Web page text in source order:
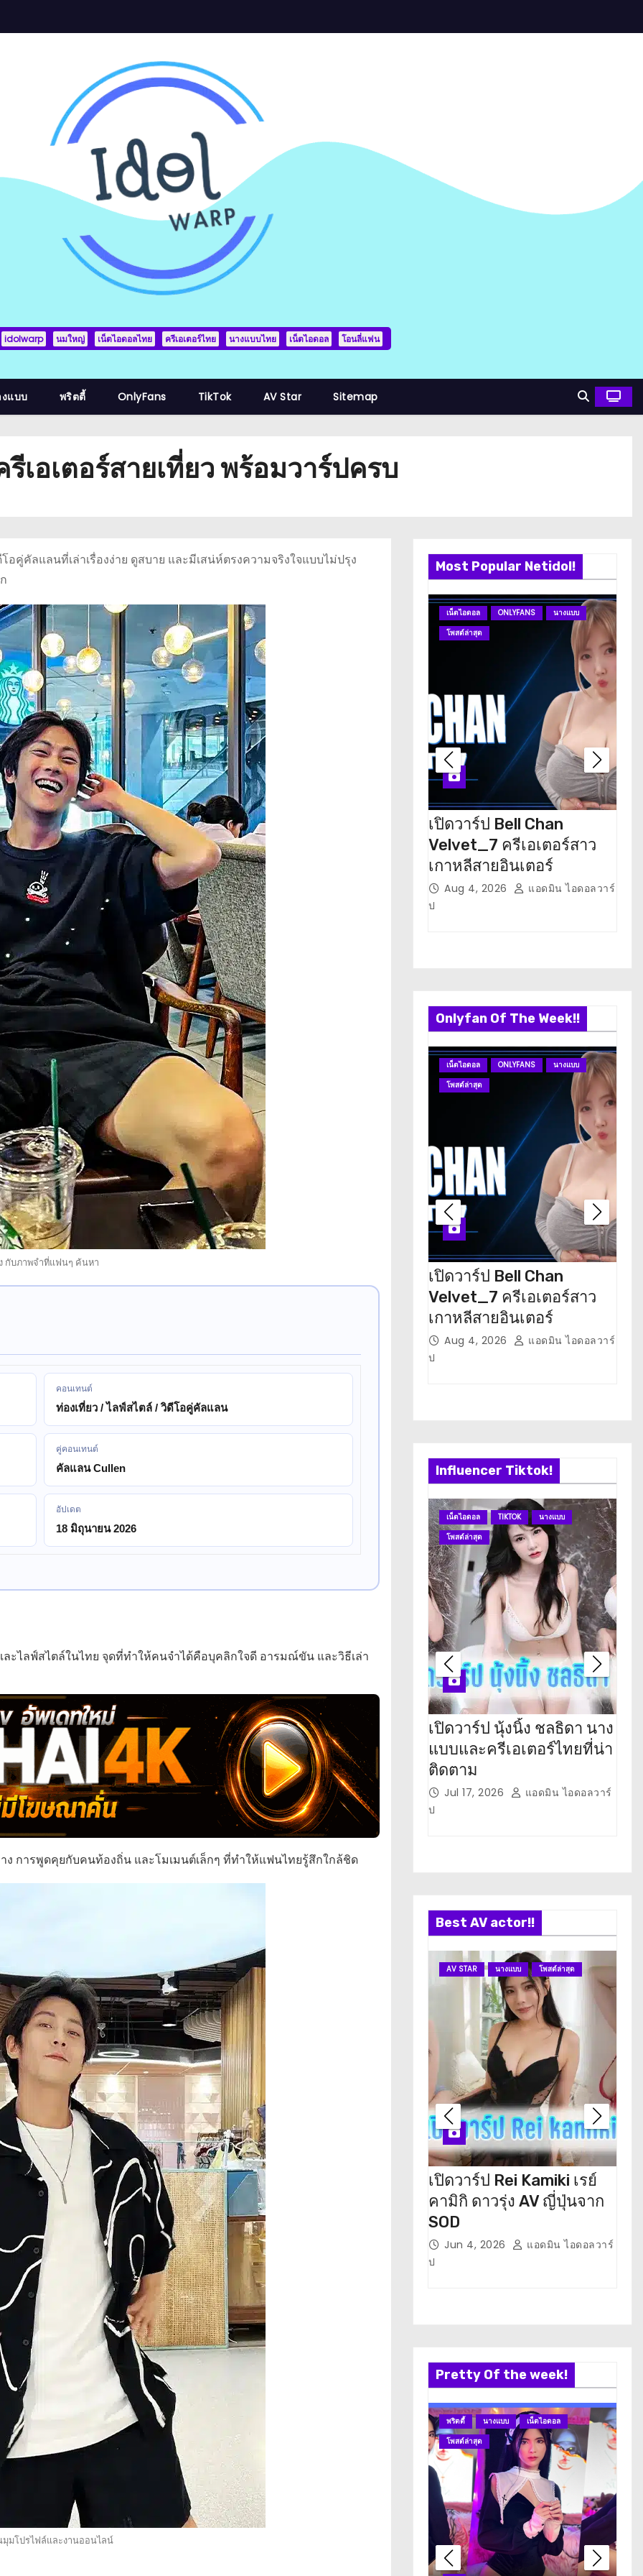
idolwarp นมใหญ่ เน็ตไอดอลไทย ครีเอเตอร์ไทย นางแบบไทย เน็ตไอดอล โอนลี่แฟน
แบบ พริตตี้ OnlyFans TikTok AV Star Sitemap
เอเตอร์สายเที่ยว พร้อมวาร์ปครบ
อคู่คัลแลนที่เล่าเรื่องง่าย ดูสบาย และมีเสน่ห์ตรงความจริงใจแบบไม่ปรุง
กับภาพจำที่แฟนๆ ค้นหา
คอนเทนต์
ท่องเที่ยว / ไลฟ์สไตล์ / วิดีโอคู่คัลแลน
คู่คอนเทนต์
คัลแลน Cullen
อัปเดต
18 มิถุนายน 2026
ะไลฟ์สไตล์ในไทย จุดที่ทำให้คนจำได้คือบุคลิกใจดี อารมณ์ขัน และวิธีเล่า
การพูดคุยกับคนท้องถิ่น และโมเมนต์เล็กๆ ที่ทำให้แฟนไทยรู้สึกใกล้ชิด
มุมโปรไฟล์และงานออนไลน์
Most Popular Netidol!
เน็ตไอดอล ONLYFANS
นางแบบ
โพสต์ล่าสุด
เปิดวาร์ป Bell Chan
Velvet_7 ครีเอเตอร์สาว
เกาหลีสายอินเตอร์
Aug 4, 2026
แอดมิน ไอดอลวาร์
ป
Onlyfan Of The Week!!
เน็ตไอดอล ONLYFANS
นางแบบ
โพสต์ล่าสุด
เปิดวาร์ป Bell Chan
Velvet_7 ครีเอเตอร์สาว
เกาหลีสายอินเตอร์
Aug 4, 2026
แอดมิน ไอดอลวาร์
ป
Influencer Tiktok!
เน็ตไอดอล TIKTOK
นางแบบ
โพสต์ล่าสุด
เปิดวาร์ป นุ้งนิ้ง ชลธิดา นาง
แบบและครีเอเตอร์ไทยที่น่า
ติดตาม
Jul 17, 2026
แอดมิน ไอดอลวาร์
ป
Best AV actor!!
AV STAR นางแบบ โพสต์ล่าสุด
เปิดวาร์ป Rei Kamiki เรย์
คามิกิ ดาวรุ่ง AV ญี่ปุ่นจาก
SOD
Jun 4, 2026
แอดมิน ไอดอลวาร์
ป
Pretty Of the week!
พริตตี้ นางแบบ
เน็ตไอดอล
โพสต์ล่าสุด